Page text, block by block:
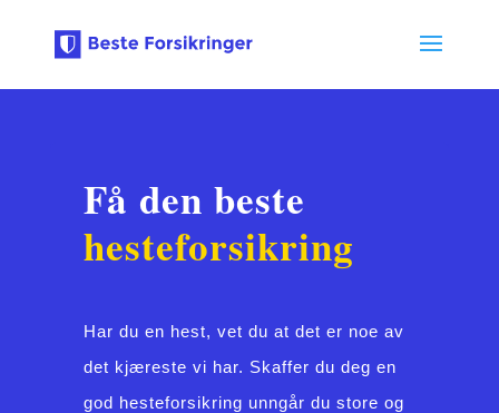
Få den beste
hesteforsikring
Har du en hest, vet du at det er noe av
det kjæreste vi har. Skaffer du deg en
god hesteforsikring unngår du store og